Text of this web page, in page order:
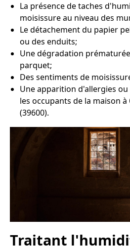
La présence de taches
moisissure au niveau des
Le détachement du papier
ou des enduits;
Une dégradation
parquet;
Des sentiments de
Une apparition d'allergies
les occupants de la maison
(39600).
Traitant